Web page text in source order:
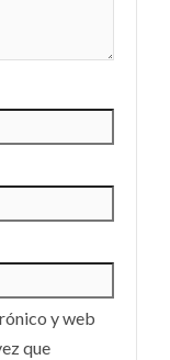
y web
que